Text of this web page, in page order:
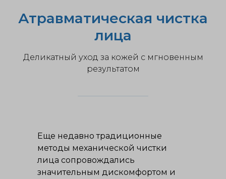
Атравматическая чистка
лица
Деликатный уход за кожей с мгновенным
результатом
Еще недавно традиционные
методы механической чистки
лица сопровождались
значительным дискомфортом и